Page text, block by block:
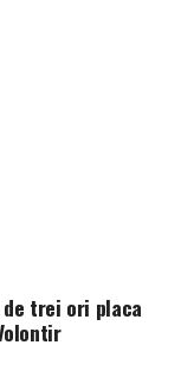
de trei ori placa